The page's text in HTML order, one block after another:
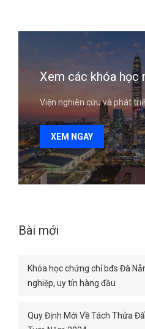
Xem các khóa học
Viện nghiên cứu và phát
XEM NGAY
Bài mới
Khóa học chứng chỉ bđs Đà
nghiệp, uy tín hàng đầu
Quy Định Mới Về Tách Thửa